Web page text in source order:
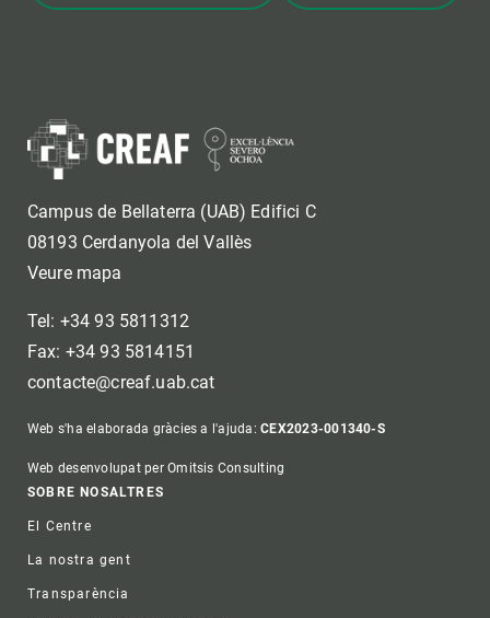
Campus de Bellaterra (UAB) Edifici C
08193 Cerdanyola del Vallès
Veure mapa
Tel: +34 93 5811312
Fax: +34 93 5814151
contacte@creaf.uab.cat
Web s'ha elaborada gràcies a l'ajuda:CEX2023-001340-S
Web desenvolupat per Omitsis Consulting
Footer
SOBRE NOSALTRES
El Centre
La nostra gent
Transparència